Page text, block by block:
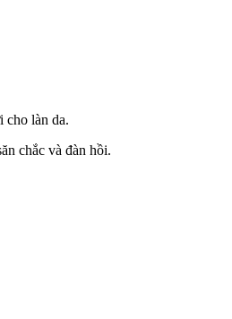
cho làn da.
chắc và đàn hồi.